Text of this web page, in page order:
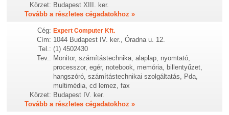
Körzet: Budapest XIII. ker.
Tovább a részletes cégadatokhoz »
Cég: Expert Computer Kft.
Cím: 1044 Budapest IV. ker., Óradna u. 12.
Tel.: (1) 4502430
Tev.: Monitor, számítástechnika, alaplap, nyomtató,
processzor, egér, notebook, memória, billentyűzet,
hangszóró, számítástechnikai szolgáltatás, Pda,
multimédia, cd lemez, fax
Körzet: Budapest IV. ker.
Tovább a részletes cégadatokhoz »